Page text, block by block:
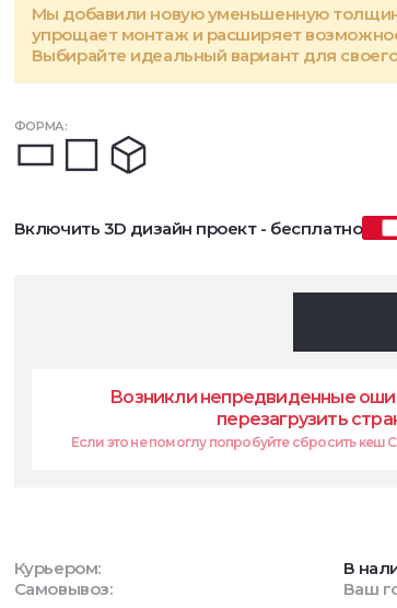
ФОРМА:
Мы добавили новую уменьшенную
упрощает монтаж и расширяет
Выбирайте идеальный вариант для
Включить 3D дизайн проект - бесплатно
Возникли непредвиденные
перезагрузить
Если это не помоглу попробуйте сбросить кеш
Курьером:
Самовывоз:
В
Ваш